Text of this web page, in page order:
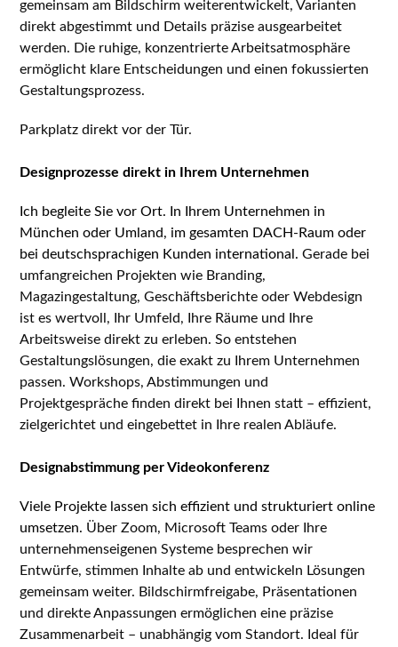
gemeinsam am Bildschirm weiterentwickelt, Varianten
direkt abgestimmt und Details präzise ausgearbeitet
werden. Die ruhige, konzentrierte Arbeitsatmosphäre
ermöglicht klare Entscheidungen und einen fokussierten
Gestaltungsprozess.
Parkplatz direkt vor der Tür.
Designprozesse direkt in Ihrem Unternehmen
Ich begleite Sie vor Ort. In Ihrem Unternehmen in
München oder Umland, im gesamten DACH-Raum oder
bei deutschsprachigen Kunden international.Gerade bei
umfangreichen Projekten wie Branding,
Magazingestaltung, Geschäftsberichte oder Webdesign
ist es wertvoll, Ihr Umfeld, Ihre Räume und Ihre
Arbeitsweise direkt zu erleben. So entstehen
Gestaltungslösungen, die exakt zu Ihrem Unternehmen
passen. Workshops, Abstimmungen und
Projektgespräche finden direkt bei Ihnen statt – effizient,
zielgerichtet und eingebettet in Ihre realen Abläufe.
Designabstimmung per Videokonferenz
Viele Projekte lassen sich effizient und strukturiert online
umsetzen. Über Zoom, Microsoft Teams oder Ihre
unternehmenseigenen Systeme besprechen wir
Entwürfe, stimmen Inhalte ab und entwickeln Lösungen
gemeinsam weiter. Bildschirmfreigabe, Präsentationen
und direkte Anpassungen ermöglichen eine präzise
Zusammenarbeit – unabhängig vom Standort. Ideal für